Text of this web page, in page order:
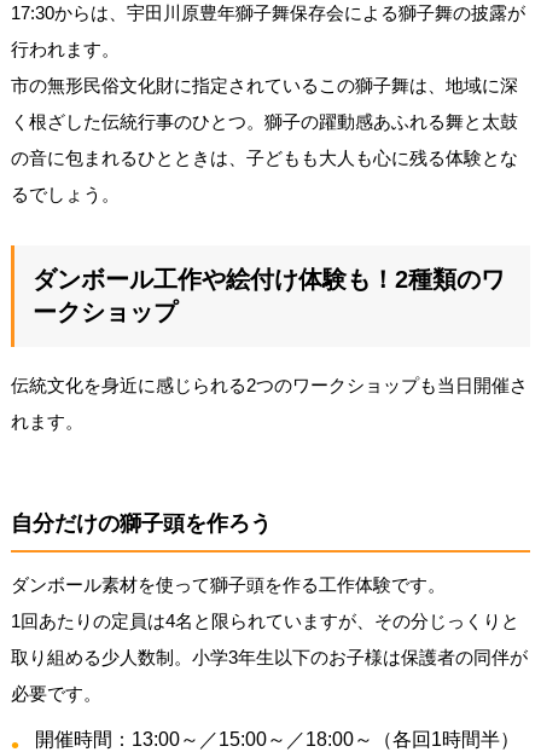
17:30からは、宇田川原豊年獅子舞保存会による獅子舞の披露が
行われます。
市の無形民俗文化財に指定されているこの獅子舞は、地域に深
く根ざした伝統行事のひとつ。獅子の躍動感あふれる舞と太鼓
の音に包まれるひとときは、子どもも大人も心に残る体験とな
るでしょう。
ダンボール工作や絵付け体験も！2種類のワ
ークショップ
伝統文化を身近に感じられる2つのワークショップも当日開催さ
れます。
自分だけの獅子頭を作ろう
ダンボール素材を使って獅子頭を作る工作体験です。
1回あたりの定員は4名と限られていますが、その分じっくりと
取り組める少人数制。小学3年生以下のお子様は保護者の同伴が
必要です。
開催時間：13:00～／15:00～／18:00～（各回1時間半）